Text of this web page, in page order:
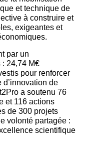
et technique de
à construire et
exigeantes et
par un
: 24,74 M€
pour renforcer
d’innovation de
a soutenu 76
et 116 actions
de 300 projets
volonté partagée :
scientifique